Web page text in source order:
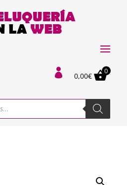
 0,00€
0